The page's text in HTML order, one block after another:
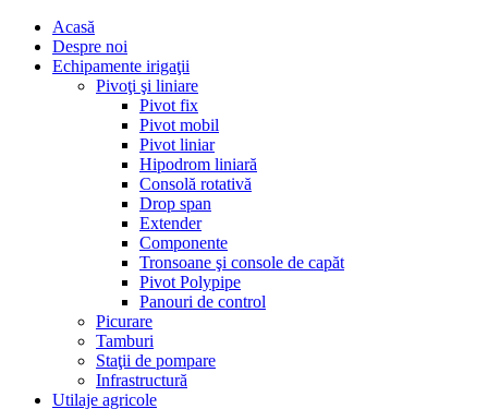
Acasă
Despre noi
Echipamente irigaţii
Pivoţi şi liniare
Pivot fix
Pivot mobil
Pivot liniar
Hipodrom liniară
Consolă rotativă
Drop span
Extender
Componente
Tronsoane şi console de capăt
Pivot Polypipe
Panouri de control
Picurare
Tamburi
Staţii de pompare
Infrastructură
Utilaje agricole